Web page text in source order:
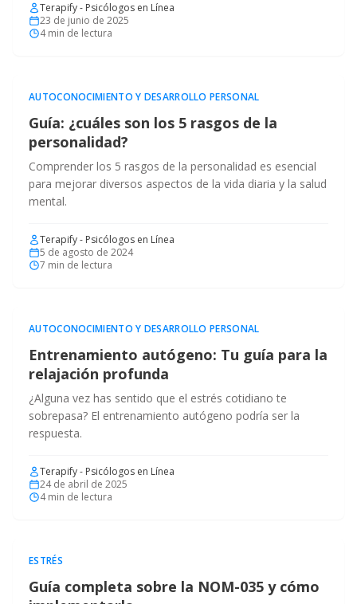
Terapify - Psicólogos en Línea
23 de junio de 2025
4min de lectura
AUTOCONOCIMIENTO Y DESARROLLO PERSONAL
Guía: ¿cuáles son los 5 rasgos de la
personalidad?
Comprender los 5 rasgos de la personalidad es esencial
para mejorar diversos aspectos de la vida diaria y la salud
mental.
Terapify - Psicólogos en Línea
5 de agosto de 2024
7 min de lectura
AUTOCONOCIMIENTO Y DESARROLLO PERSONAL
Entrenamiento autógeno: Tu guía para la
relajación profunda
¿Alguna vez has sentido que el estrés cotidiano te
sobrepasa? El entrenamiento autógeno podría ser la
respuesta.
Terapify - Psicólogos en Línea
24 de abril de 2025
4min de lectura
ESTRÉS
Guía completa sobre la NOM-035 y cómo